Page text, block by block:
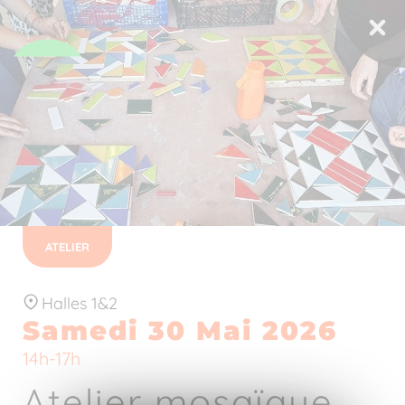
ATELIER
Halles 1&2
Samedi 30 Mai 2026
14h-17h